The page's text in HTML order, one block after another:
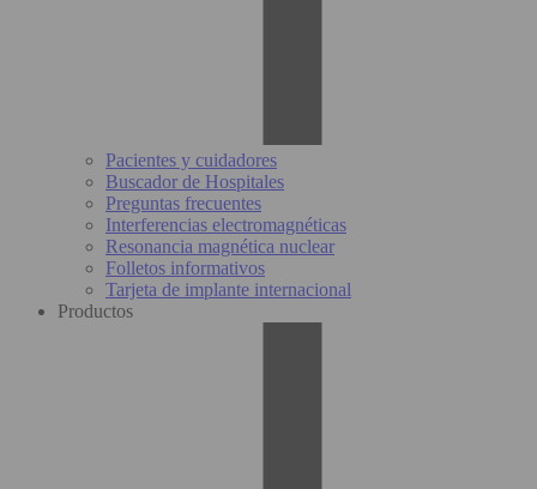
Pacientes y cuidadores
Buscador de Hospitales
Preguntas frecuentes
Interferencias electromagnéticas
Resonancia magnética nuclear
Folletos informativos
Tarjeta de implante internacional
Productos